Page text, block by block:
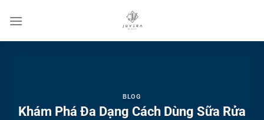
đến
BLOG
Khám Phá Đa Dạng Cách Dùng Sữa Rửa